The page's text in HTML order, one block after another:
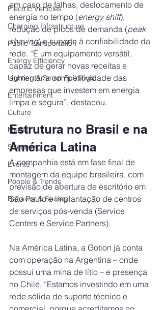
Electric Vehicles
Charging Infrastructure
Public Transportation
Energy Efficiency
Lighting & Smart Buildings
Entertainment
Culture
Media
Streaming
Events
People & Trends
Behavior & Society
em caso de falhas, deslocamento de
energia no tempo (energy shift),
redução de picos de demanda (peak
shaving) e suporte à confiabilidade da
rede. “É um equipamento versátil,
capaz de gerar novas receitas e
aumentar a competitividade das
empresas que investem em energia
limpa e segura”, destacou.
Estrutura no Brasil e na
América Latina
A companhia está em fase final de
montagem da equipe brasileira, com
previsão de abertura de escritório em
São Paulo e implantação de centros
de serviços pós-venda (Service
Centers e Service Partners).
Na América Latina, a Gotion já conta
com operação na Argentina – onde
possui uma mina de lítio – e presença
no Chile. “Estamos investindo em uma
rede sólida de suporte técnico e